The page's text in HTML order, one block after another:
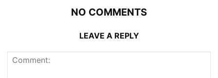
NO COMMENTS
LEAVE A REPLY